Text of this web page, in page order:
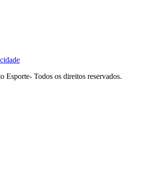
Esporte- Todos os direitos reservados.